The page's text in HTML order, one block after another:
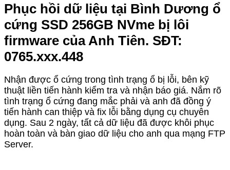
Phục hồi dữ liệu tại Bình Dương ổ
cứng SSD 256GB NVme bị lôi
firmware của Anh Tiên. SĐT:
0765.xxx.448
Nhận được ổ cứng trong tình trạng ổ bị lỗi, bên kỹ
thuật liền tiến hành kiểm tra và nhận báo giá. Nắm rõ
tình trạng ổ cứng đang mắc phải và anh đã đồng ý
tiến hành can thiệp và fix lỗi bằng dụng cụ chuyên
dụng. Sau 2 ngày, tất cả dữ liệu đã được khôi phục
hoàn toàn và bàn giao dữ liệu cho anh qua mạng FTP
Server.